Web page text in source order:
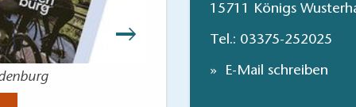
Paul-
15711 Königs
Tel.: 03375-252025
E-Mail schreiben